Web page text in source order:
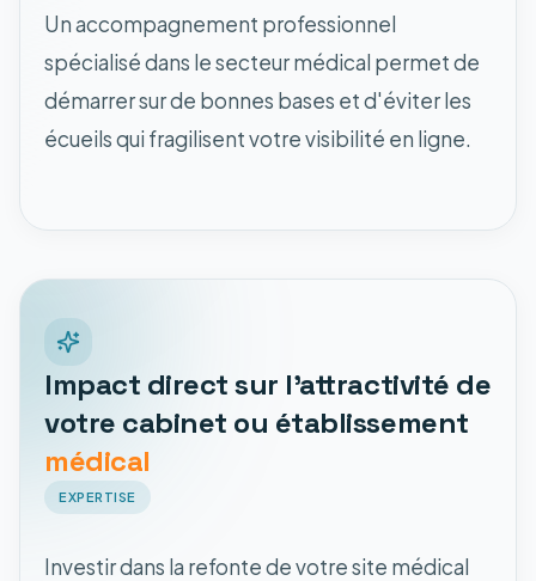
Un accompagnement professionnel
spécialisé dans le secteur médical permet de
démarrer sur de bonnes bases et d'éviter les
écueils qui fragilisent votre visibilité en ligne.
Impact direct sur l'attractivité de
votre cabinet ou établissement
médical
EXPERTISE
Investir dans la refonte de votre site médical